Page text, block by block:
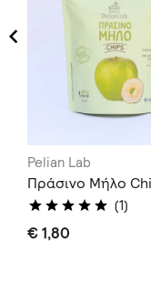
Pelian Lab
Πράσινο Μήλο
(1)
€ 1,80